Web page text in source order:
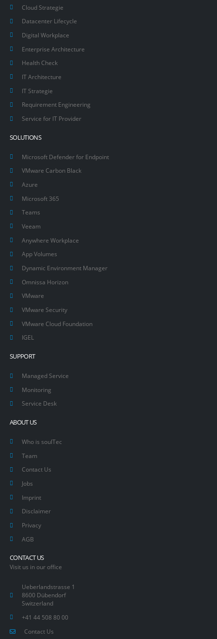
Cloud Strategie
Datacenter Lifecycle
Digital Workplace
Enterprise Architecture
Health Check
IT Architecture
IT Strategie
Requirement Engineering
Service for IT Provider
SOLUTIONS
Microsoft Defender for Endpoint
VMware Carbon Black
Azure
Microsoft 365
Teams
Veeam
Anywhere Workplace
App Volumes
Dynamic Environment Manager
Omnissa Horizon
VMware
VMware Security
VMware Cloud Foundation
IGEL
SUPPORT
Managed Service
Monitoring
Service Desk
ABOUT US
Who is soulTec
Team
Contact Us
Jobs
Imprint
Disclaimer
Privacy
AGB
CONTACT US
Visit us in our office
Ueberlandstrasse 1
8600 Dübendorf
Switzerland
+41 44 508 80 00
Contact Us